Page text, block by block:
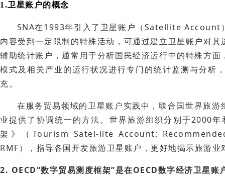
1.卫星账户的概念
SNA在1993年引入了卫星账户（Satellite Account
内容受到一定限制的特殊活动，可通过建立卫星账户对其
辅助统计账户，通常用于分析国民经济运行中的特殊方
模式及相关产业的运行状况进行专门的统计监测与分析
充。
在服务贸易领域的卫星账户实践中，联合国世界旅游
业提供了协调统一的方法。世界旅游组织分别于2000
架》（Tourism Satel-lite Account:
RMF），指导各国开发旅游卫星账户，更好地揭示旅游
2. OECD“数字贸易测度框架”是在OECD数字经济卫星账